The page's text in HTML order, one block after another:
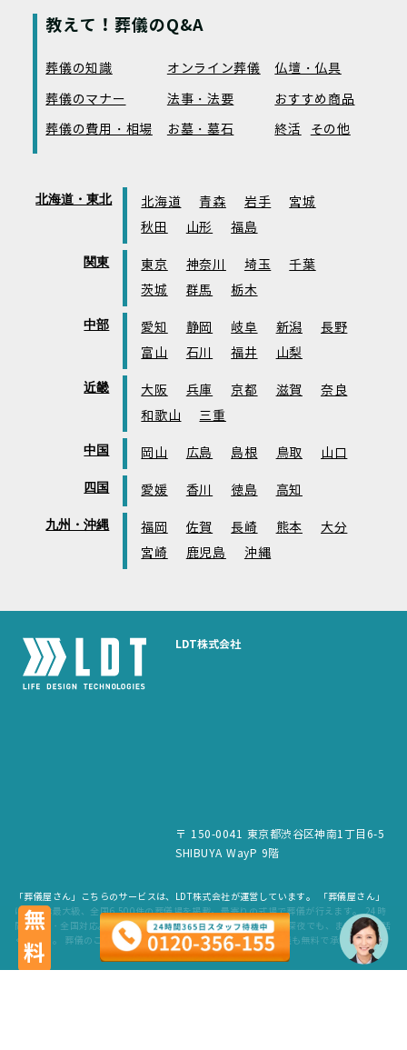
教えて！葬儀のQ&A
葬儀の知識 オンライン葬儀
仏壇・仏具
葬儀のマナー
法事・法要
おすすめ商品
葬儀の費用・相場
お墓・墓石 終活 その他
北海道・東北 北海道 青森 岩手
宮城
秋田
山形 福島
関東 東京 神奈川 埼玉
千葉
茨城
群馬 栃木
中部 愛知 静岡 岐阜 新潟
長野
富山
石川 福井 山梨
近畿 大阪 兵庫 京都 滋賀
奈良
和歌山
三重
中国 岡山 広島 島根 鳥取 山口
四国 愛媛 香川 徳島 高知
九州・沖縄 福岡 佐賀 長崎 熊本
大分
宮崎
鹿児島 沖縄
LDT株式会社
〒 150-0041 東京都渋谷区神南1丁目6-5
SHIBUYA WayP 9階
「葬儀屋さん」こちらのサービスは、LDT株式会社が運営しています。 「葬儀屋さん」
は、日本最大級、全国6,500件の葬儀場を掲載。最寄りの式場で葬儀が行えます。 24時
間365日・全国対応。スタッフが待機していますので、早朝でも深夜でも、まずはお電話
ください。 葬儀のご依頼だけでなく、お見積もりや費用のご相談も無料で承ります。
無料